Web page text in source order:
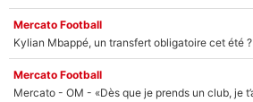
Mercato Football
Kylian Mbappé, un transfert obligatoire cet été ?
Mercato Football